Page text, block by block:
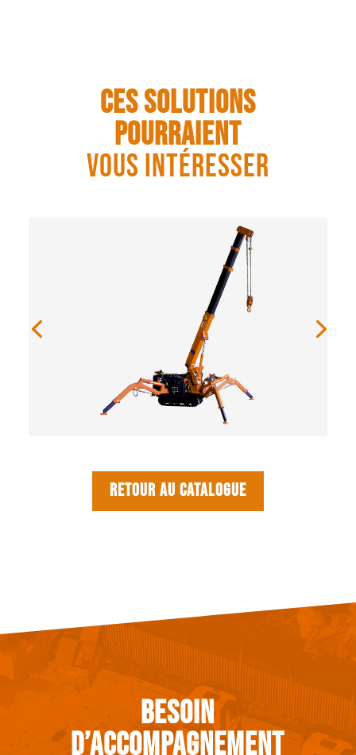
Ces solutions
pourraient
vous intéresser
Retour au catalogue
Besoin
d’accompagnement